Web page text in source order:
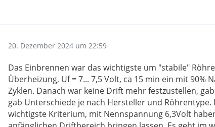
20. Dezember 2024 um 22:59
Das Einbrennen war das wichtigste um "stabile"
Überheizung, Uf = 7... 7,5 Volt, ca 15 min ein mit 90%
Zyklen. Danach war keine Drift mehr festzustellen,
gab Unterschiede je nach Hersteller und Röhrentype.
wichtigste Kriterium, mit Nennspannung 6,3Volt